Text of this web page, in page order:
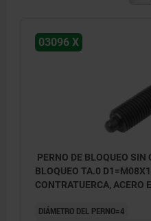
03096 X
PERNO DE BLOQUEO SIN
BLOQUEO TA.0
CONTRATUERCA, ACERO
DIÁMETRO DEL PERNO=4